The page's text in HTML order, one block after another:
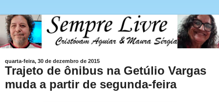
quarta-feira, 30 de dezembro de 2015
Trajeto de ônibus na Getúlio Vargas
muda a partir de segunda-feira